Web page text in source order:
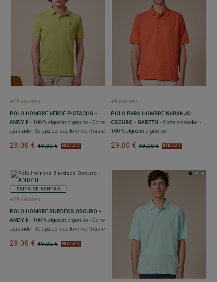
+29 colores
POLO HOMBRE VERDE PISTACHO -
ANDY II - 100 % algodón orgánico - Corte
ajustado - Solapa del cuello en contraste
49,00 €
29,00 € REBAJAS
+9 colores
POLO PARA HOMBRE NARANJO
OSCURO - GARETH - Corte estándar -
100 % algodón orgánico
49,00 €
29,00 € REBAJAS
ÉXITO DE VENTAS
+29 colores
POLO HOMBRE BURDEOS OSCURO -
ANDY II - 100 % algodón orgánico - Corte
ajustado - Solapa del cuello en contraste
49,00 €
29,00 € REBAJAS